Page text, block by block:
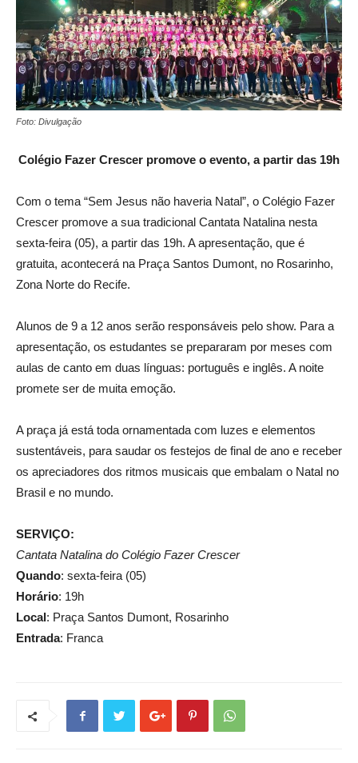
Foto: Divulgação
Colégio Fazer Crescer promove o evento, a partir das 19h
Com o tema “Sem Jesus não haveria Natal”, o Colégio Fazer
Crescer promove a sua tradicional Cantata Natalina nesta
sexta-feira (05), a partir das 19h. A apresentação, que é
gratuita, acontecerá na Praça Santos Dumont, no Rosarinho,
Zona Norte do Recife.
Alunos de 9 a 12 anos serão responsáveis pelo show. Para a
apresentação, os estudantes se prepararam por meses com
aulas de canto em duas línguas: português e inglês. A noite
promete ser de muita emoção.
A praça já está toda ornamentada com luzes e elementos
sustentáveis, para saudar os festejos de final de ano e receber
os apreciadores dos ritmos musicais que embalam o Natal no
Brasil e no mundo.
SERVIÇO:
Cantata Natalina do Colégio Fazer Crescer
Quando: sexta-feira (05)
Horário: 19h
Local: Praça Santos Dumont, Rosarinho
Entrada: Franca